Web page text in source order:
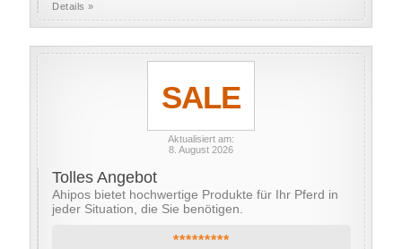
Details »
SALE
Aktualisiert am:
8. August 2026
Tolles Angebot
Ahipos bietet hochwertige Produkte für Ihr Pferd in
jeder Situation, die Sie benötigen.
*********